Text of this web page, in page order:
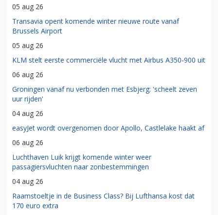
05 aug 26
Transavia opent komende winter nieuwe route vanaf
Brussels Airport
05 aug 26
KLM stelt eerste commerciële vlucht met Airbus A350-900 uit
06 aug 26
Groningen vanaf nu verbonden met Esbjerg: 'scheelt zeven
uur rijden'
04 aug 26
easyJet wordt overgenomen door Apollo, Castlelake haakt af
06 aug 26
Luchthaven Luik krijgt komende winter weer
passagiersvluchten naar zonbestemmingen
04 aug 26
Raamstoeltje in de Business Class? Bij Lufthansa kost dat
170 euro extra